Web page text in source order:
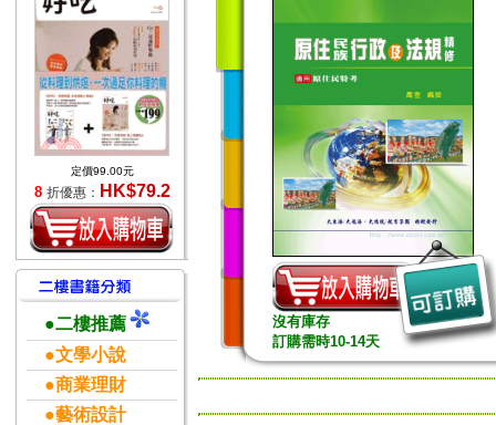
定價99.00元
8 折優惠： HK$79.2
●二樓推薦
●文學小說
●商業理財
●藝術設計
沒有庫存
訂購需時10-14天